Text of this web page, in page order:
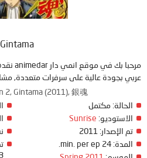
Gintama'
عربي بجودة عالية على سرفرات متعددة,
2, Gintama (2011), 銀魂'
الحالة: مكتمل
الاستوديو: Sunrise
تم الإصدار:
المدة: